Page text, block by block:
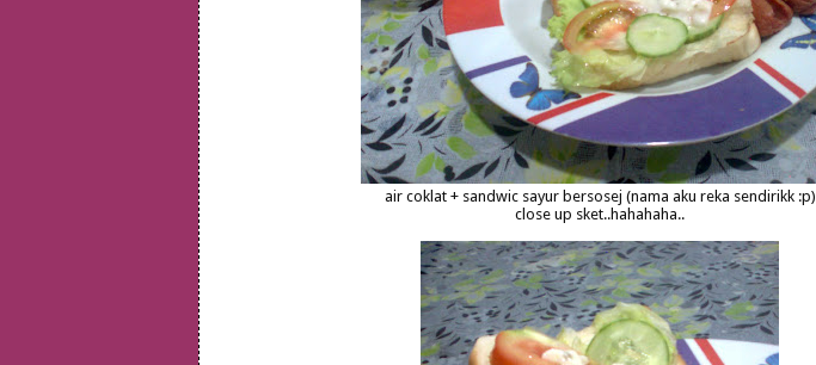
air coklat + sandwic sayur bersosej (nama aku reka sendirikk :p)
close up sket..hahahaha..